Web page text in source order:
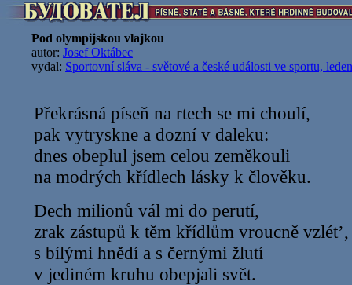
Pod olympijskou vlajkou
autor: Josef Oktábec
vydal: Sportovní sláva - světové a české události ve sportu,
Překrásná píseň na rtech se mi choulí,
pak vytryskne a dozní v daleku:
dnes obeplul jsem celou zeměkouli
na modrých křídlech lásky k člověku.
Dech milionů vál mi do perutí,
zrak zástupů k těm křídlům vroucně vzlét’,
s bílými hnědí a s černými žlutí
v jediném kruhu obepjali svět.